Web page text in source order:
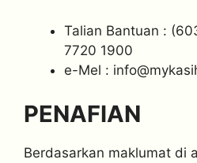
Talian Bantuan :
7720 1900
e-Mel :
PENAFIAN
Berdasarkan maklumat di